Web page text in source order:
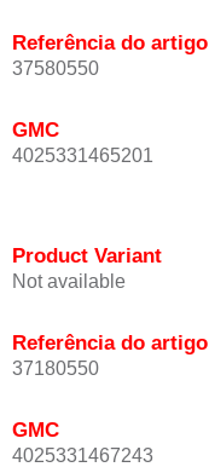
Referência do artigo
37580550
GMC
4025331465201
Product Variant
Not available
Referência do artigo
37180550
GMC
4025331467243